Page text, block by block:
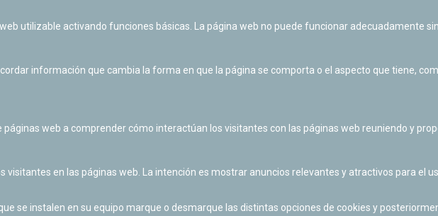
utilizable activando funciones básicas. La página web no puede funcionar adecuadamente
información que cambia la forma en que la página se comporta o el aspecto que tiene,
páginas web a comprender cómo interactúan los visitantes con las páginas web reuniendo y
visitantes en las páginas web. La intención es mostrar anuncios relevantes y atractivos para el
se instalen en su equipo marque o desmarque las distintas opciones de cookies y